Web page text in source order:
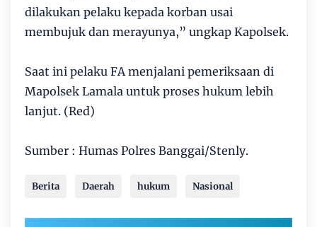
dilakukan pelaku kepada korban usai
membujuk dan merayunya,” ungkap Kapolsek.
Saat ini pelaku FA menjalani pemeriksaan di
Mapolsek Lamala untuk proses hukum lebih
lanjut. (Red)
Sumber : Humas Polres Banggai/Stenly.
Berita Daerah hukum Nasional